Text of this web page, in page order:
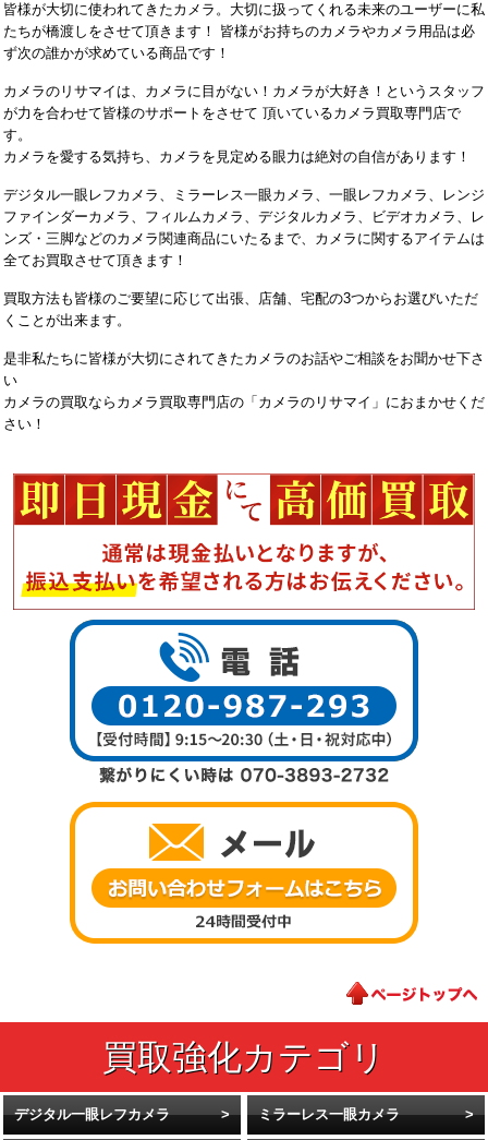
皆様が大切に使われてきたカメラ。大切に扱ってくれる未来のユーザーに私
たちが橋渡しをさせて頂きます！ 皆様がお持ちのカメラやカメラ用品は必
ず次の誰かが求めている商品です！
カメラのリサマイは、カメラに目がない！カメラが大好き！というスタッフ
が力を合わせて皆様のサポートをさせて 頂いているカメラ買取専門店で
す。
カメラを愛する気持ち、カメラを見定める眼力は絶対の自信があります！
デジタル一眼レフカメラ、ミラーレス一眼カメラ、一眼レフカメラ、レンジ
ファインダーカメラ、フィルムカメラ、デジタルカメラ、ビデオカメラ、レ
ンズ・三脚などのカメラ関連商品にいたるまで、カメラに関するアイテムは
全てお買取させて頂きます！
買取方法も皆様のご要望に応じて出張、店舗、宅配の3つからお選びいただ
くことが出来ます。
是非私たちに皆様が大切にされてきたカメラのお話やご相談をお聞かせ下さ
い
カメラの買取ならカメラ買取専門店の「カメラのリサマイ」におまかせくだ
さい！
デジタル一眼レフカメラ ミラーレス一眼カメラ